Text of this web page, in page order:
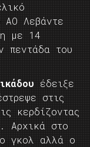
Λεβάντε
με 14
πεντάδα του
έδειξε
στις
κερδίζοντας
Αρχικά στο
γκολ αλλά ο